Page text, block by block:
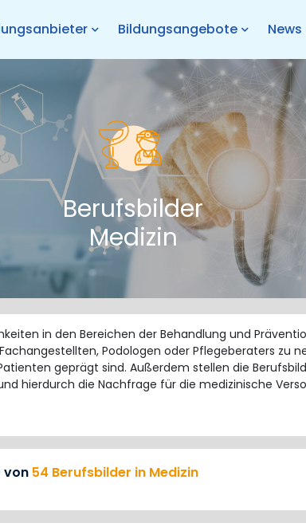
Bildungsangebote News
Berufsbilder
Medizin
in den Bereichen der Behandlung und
Podologen oder Pflegeberaters zu
geprägt sind. Außerdem stellen die
hierdurch die Nachfrage für die medizinische
von 54 Berufsbilder in Medizin